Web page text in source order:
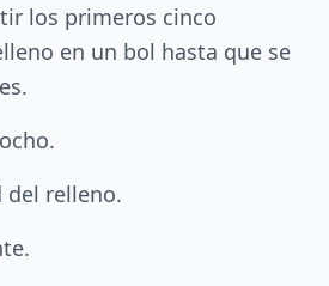
los primeros cinco
en un bol hasta que se
del relleno.